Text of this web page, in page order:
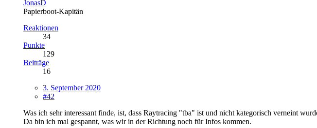
JonasD
Papierboot-Kapitän
Reaktionen
34
Punkte
129
Beiträge
16
3. September 2020
#42
Was ich sehr interessant finde, ist, dass Raytracing "tba" ist und nicht kategorisch verneint
Da bin ich mal gespannt, was wir in der Richtung noch für Infos kommen.